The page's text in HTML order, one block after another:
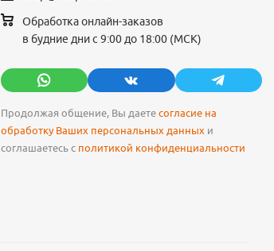
Обработка онлайн-заказов
в будние дни с 9:00 до 18:00 (МСК)
Продолжая общение, Вы даете согласие на
обработку Ваших персональных данных и
соглашаетесь с политикой конфиденциальности